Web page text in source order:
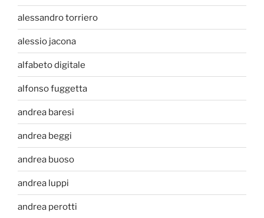
alessandro torriero
alessio jacona
alfabeto digitale
alfonso fuggetta
andrea baresi
andrea beggi
andrea buoso
andrea luppi
andrea perotti